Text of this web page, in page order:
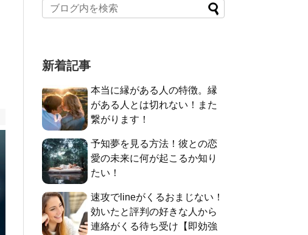
新着記事
本当に縁がある人の特徴。縁
がある人とは切れない！また
繋がります！
予知夢を見る方法！彼との恋
愛の未来に何が起こるか知り
たい！
速攻でlineがくるおまじない！
効いたと評判の好きな人から
連絡がくる待ち受け【即効強